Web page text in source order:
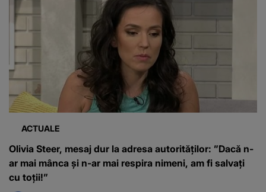
ACTUALE
Olivia Steer, mesaj dur la adresa autorităților: ”Dacă n-
ar mai mânca și n-ar mai respira nimeni, am fi salvați
cu toții!”